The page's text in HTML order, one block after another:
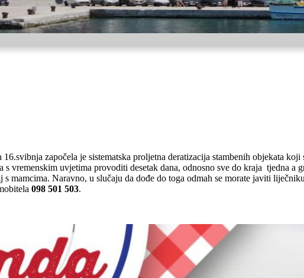
16.svibnja započela je sistematska proljetna deratizacija stambenih objekata
vremenskim uvjetima provoditi desetak dana, odnosno sve do kraja tjedna a
mamcima. Naravno, u slučaju da dođe do toga odmah se morate javiti
098 501 503.